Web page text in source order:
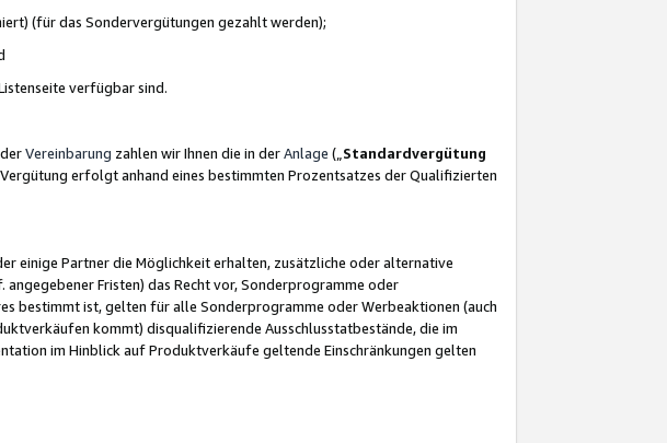
(für das Sondervergütungen gezahlt werden);
verfügbar sind.
Vereinbarung zahlen wir Ihnen die in derAnlage („ Standardvergütung
erfolgt anhand eines bestimmten Prozentsatzes der Qualifizierten
einige Partner die Möglichkeit erhalten, zusätzliche oder alternative
Fristen) das Recht vor, Sonderprogramme oder
bestimmt ist, gelten für alle Sonderprogramme oder Werbeaktionen (auch
kommt) disqualifizierende Ausschlusstatbestände, die im
im Hinblick auf Produktverkäufe geltende Einschränkungen gelten